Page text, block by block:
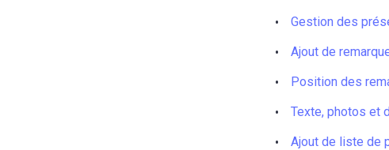
Gestion des
Ajout de
Position des
Texte, photos et
Ajout de liste de